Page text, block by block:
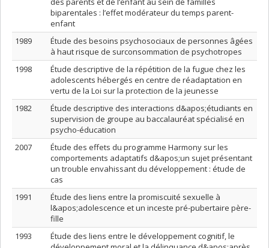
biparentales : l’effet modérateur du temps parent-
enfant
1989
Étude des besoins psychosociaux de personnes âgées
à haut risque de surconsommation de psychotropes
1998
Étude descriptive de la répétition de la fugue chez les
adolescents hébergés en centre de réadaptation en
vertu de la Loi sur la protection de la jeunesse
1982
Étude descriptive des interactions d&apos;étudiants en
supervision de groupe au baccalauréat spécialisé en
psycho-éducation
2007
Étude des effets du programme Harmony sur les
comportements adaptatifs d&apos;un sujet présentant
un trouble envahissant du développement : étude de
cas
1991
Étude des liens entre la promiscuité sexuelle à
l&apos;adolescence et un inceste pré-pubertaire père-
fille
1993
Étude des liens entre le développement cognitif, le